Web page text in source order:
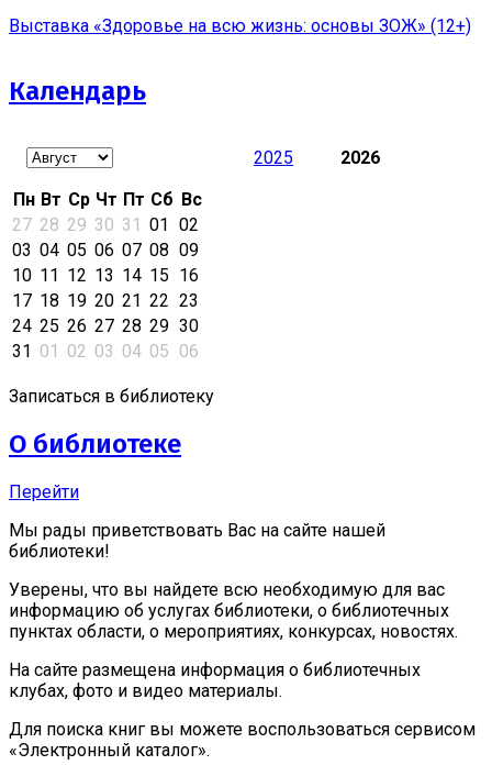
Выставка «Здоровье на всю жизнь: основы ЗОЖ» (12+)
Календарь
2025 2026
Пн Вт Ср Чт Пт Сб Вс
27 28 29 30 31 01 02
03 04 05 06 07 08 09
10 11 12 13 14 15 16
17 18 19 20 21 22 23
24 25 26 27 28 29 30
31 01 02 03 04 05 06
Записаться в библиотеку
О библиотеке
Перейти
Мы рады приветствовать Вас на сайте нашей
библиотеки!
Уверены, что вы найдете всю необходимую для вас
информацию об услугах библиотеки, о библиотечных
пунктах области, о мероприятиях, конкурсах, новостях.
На сайте размещена информация о библиотечных
клубах, фото и видео материалы.
Для поиска книг вы можете воспользоваться сервисом
«Электронный каталог».